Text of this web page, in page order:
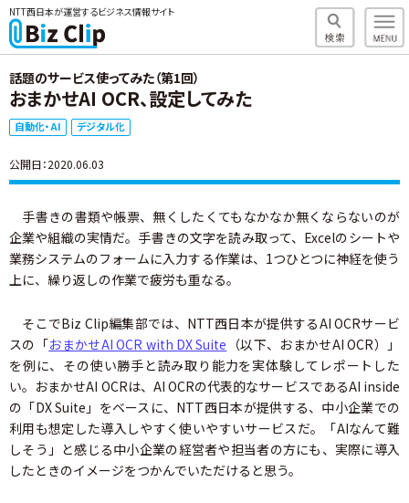
NTT西日本が運営するビジネス情報サイト
話題のサービス使ってみた（第1回）
おまかせAI OCR、設定してみた
自動化・AI デジタル化
公開日：2020.06.03
手書きの書類や帳票、無くしたくてもなかなか無くならないのが
企業や組織の実情だ。手書きの文字を読み取って、Excelのシートや
業務システムのフォームに入力する作業は、1つひとつに神経を使う
上に、繰り返しの作業で疲労も重なる。
そこでBiz Clip編集部では、NTT西日本が提供するAI OCRサービ
スの「おまかせAI OCR with DX Suite （以下、おまかせAI OCR）」
を例に、その使い勝手と読み取り能力を実体験してレポートした
い。おまかせAI OCRは、AI OCRの代表的なサービスであるAI inside
の「DX Suite」をベースに、NTT西日本が提供する、中小企業での
利用も想定した導入しやすく使いやすいサービスだ。「AIなんて難
しそう」と感じる中小企業の経営者や担当者の方にも、実際に導入
したときのイメージをつかんでいただけると思う。